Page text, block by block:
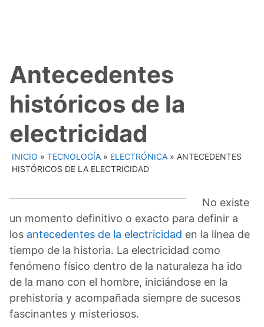
Antecedentes
históricos de la
electricidad
INICIO » TECNOLOGÍA » ELECTRÓNICA » ANTECEDENTES
HISTÓRICOS DE LA ELECTRICIDAD
No existe
un momento definitivo o exacto para definir a
los antecedentes de la electricidad en la línea de
tiempo de la historia. La electricidad como
fenómeno físico dentro de la naturaleza ha ido
de la mano con el hombre, iniciándose en la
prehistoria y acompañada siempre de sucesos
fascinantes y misteriosos.